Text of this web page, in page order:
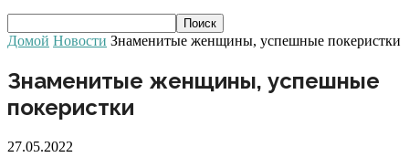
Домой Новости Знаменитые женщины, успешные покеристки
Знаменитые женщины, успешные
покеристки
27.05.2022